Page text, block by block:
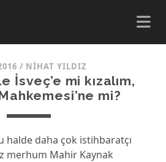
/ NIHAT YILDIZ
İsveç’e mi kızalım,
mi?
halde daha çok istihbaratçı
merhum Mahir Kaynak